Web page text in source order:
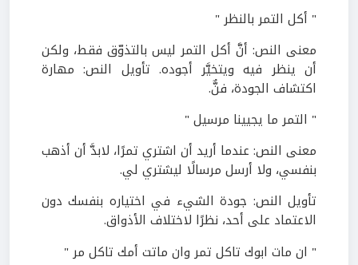
" أكل التمر بالنظر "
معنى النص: أنَّ أكل التمر ليس بالتذوّق فقط، ولكن
أن ينظر فيه ويتخيَّر أجوده. تأويل النص: مهارة
اكتشاف الجودة، فنٌّ.
" التمر ما يجيينا مرسيل "
معنى النص: عندما أريد أن اشتري تمرًا، لابدَّ أن أذهب
بنفسي، ولا أرسل مرسالًا ليشتري لي.
تأويل النص: جودة الشيء في اختياره بنفسك دون
الاعتماد على أحد، نظرًا لاختلاف الأذواق.
" ان مات ابوك تاكل تمر وان ماتت أمك تاكل مر "